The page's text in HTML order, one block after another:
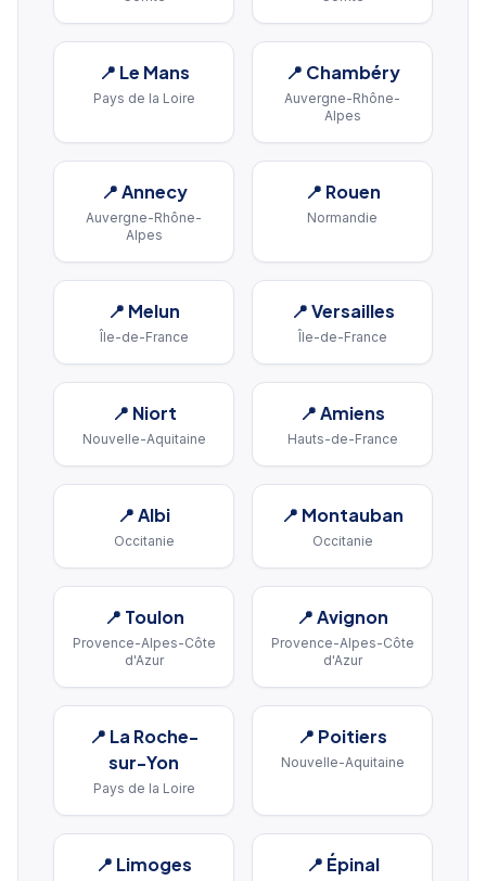
📍 Le Mans
Pays de la Loire
📍 Chambéry
Auvergne-Rhône-
Alpes
📍Annecy
Auvergne-Rhône-
Alpes
📍 Rouen
Normandie
📍 Melun
Île-de-France
📍Versailles
Île-de-France
📍 Niort
Nouvelle-Aquitaine
📍Amiens
Hauts-de-France
📍Albi
Occitanie
📍 Montauban
Occitanie
📍 Toulon
Provence-Alpes-Côte
d'Azur
📍Avignon
Provence-Alpes-Côte
d'Azur
📍 La Roche-
sur-Yon
Pays de la Loire
📍 Poitiers
Nouvelle-Aquitaine
📍 Limoges 📍 Épinal